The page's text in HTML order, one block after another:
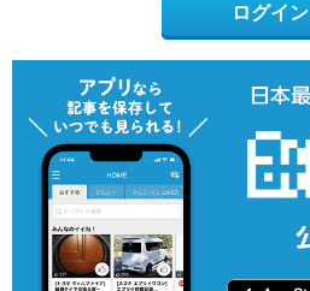
ログイン